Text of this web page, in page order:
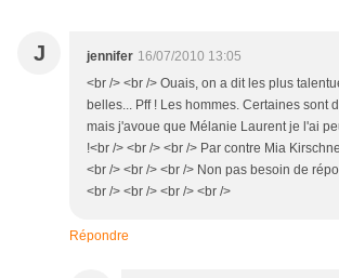
J jennifer 16/07/2010 13:05
<br /> <br /> Ouais, on a dit les plus
belles... Pff ! Les hommes. Certaines sont
mais j'avoue que Mélanie Laurent je l'ai
!<br /> <br /> <br /> Par contre Mia
<br /> <br /> <br /> Non pas besoin de
<br /> <br /> <br /> <br />
Répondre